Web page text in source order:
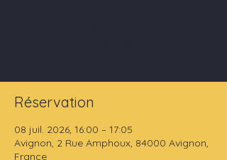
Réservation
08 juil. 2026, 16:00 – 17:05
Avignon, 2 Rue Amphoux, 84000 Avignon,
France